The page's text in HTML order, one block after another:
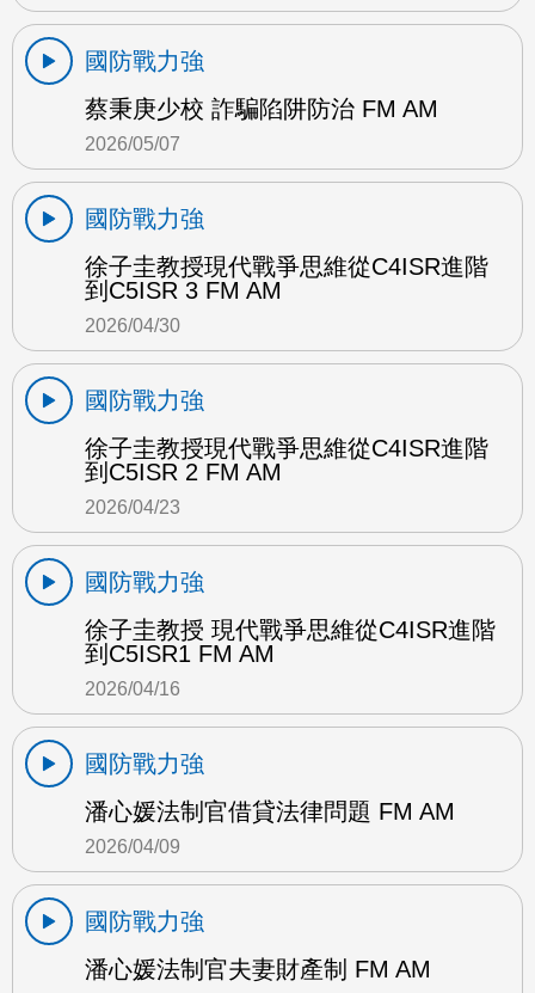
國防戰力強
蔡秉庚少校 詐騙陷阱防治 FM AM
2026/05/07
國防戰力強
徐子圭教授現代戰爭思維從C4ISR進階
到C5ISR 3 FM AM
2026/04/30
國防戰力強
徐子圭教授現代戰爭思維從C4ISR進階
到C5ISR 2 FM AM
2026/04/23
國防戰力強
徐子圭教授 現代戰爭思維從C4ISR進階
到C5ISR1 FM AM
2026/04/16
國防戰力強
潘心媛法制官借貸法律問題 FM AM
2026/04/09
國防戰力強
潘心媛法制官夫妻財產制 FM AM